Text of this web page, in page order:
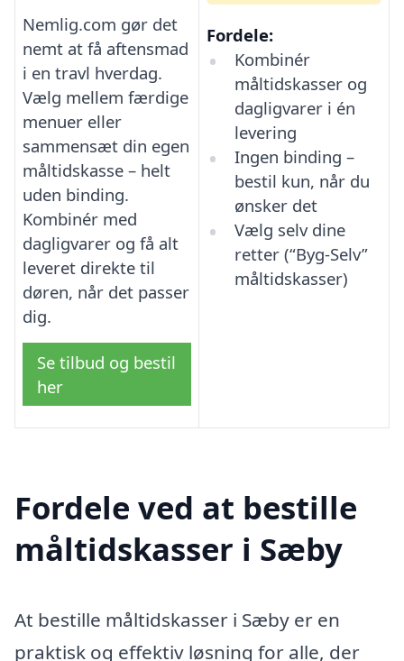
Nemlig.com gør det
nemt at få aftensmad
i en travl hverdag.
Vælg mellem færdige
menuer eller
sammensæt din egen
måltidskasse – helt
uden binding.
Kombinér med
dagligvarer og få alt
leveret direkte til
døren, når det passer
dig.
Se tilbud og bestil
her
Fordele:
Kombinér
måltidskasser og
dagligvarer i én
levering
Ingen binding –
bestil kun, når du
ønsker det
Vælg selv dine
retter (“Byg-Selv”
måltidskasser)
Fordele ved at bestille
måltidskasser i Sæby
At bestille måltidskasser i Sæby er en
praktisk og effektiv løsning for alle, der